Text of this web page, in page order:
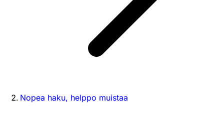
Nopea haku, helppo muistaa